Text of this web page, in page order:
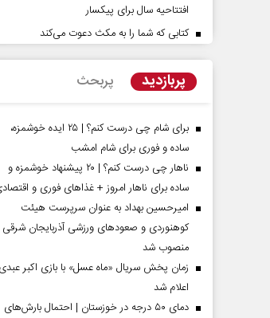
افتتاحیه سال برای پیکسار
کتابی که شما را به مکث دعوت می‌کند
پربازدید پربحث
برای شام چی درست کنم؟ | ۲۵ ایده خوشمزه،
ساده و فوری برای شام امشب
ناهار چی درست کنم؟ | ۲۰ پیشنهاد خوشمزه و
ساده برای ناهار امروز + غذاهای فوری و
امیرحسین بهداد به عنوان سرپرست هیئت
کوهنوردی و صعودهای ورزشی آذربایجان شرقی
منصوب شد
زمان پخش سریال «ماه عسل» با بازی اکبر عبدی
اعلام شد
دمای ۵۰ درجه در خوزستان | احتمال بارش‌های
پشت‌پرده تهدیدات کوتاه‏‌مدت و
ادعا‌های خلاف واقع آمریکا
- تحلیلگر مسائل سیاسی
رحمت‌الله
مجلس